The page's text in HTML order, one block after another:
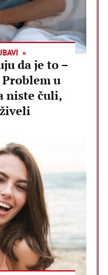
da je to –
u
niste čuli,